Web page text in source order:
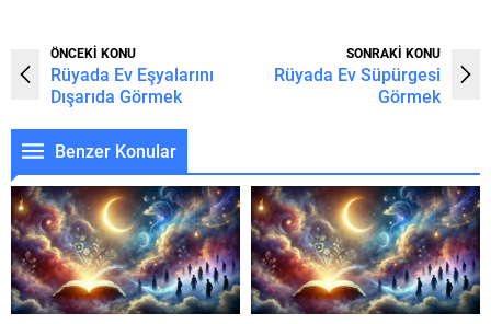
ÖNCEKİ KONU
Rüyada Ev Eşyalarını
Dışarıda Görmek
SONRAKİ KONU
Rüyada Ev Süpürgesi
Görmek
Benzer Konular